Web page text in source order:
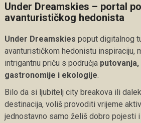
Under Dreamskies – portal
avanturističkog hedonista
Under Dreamskies poput digitalnog
avanturističkom hedonistu inspiraciju,
intrigantnu priču s područja
gastronomije i ekologije.
Bilo da si ljubitelj city breakova ili
destinacija, voliš provoditi vrijeme
jednostavno samo želiš dobro pojesti